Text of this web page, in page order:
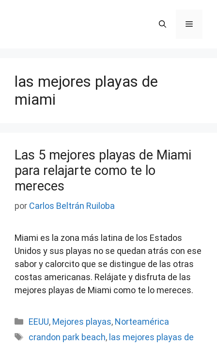
Menú
las mejores playas de
miami
Las 5 mejores playas de Miami
para relajarte como te lo
mereces
por Carlos Beltrán Ruiloba
Miami es la zona más latina de los Estados
Unidos y sus playas no se quedan atrás con ese
sabor y calorcito que se distingue de las otras
costas americanas. Relájate y disfruta de las
mejores playas de Miami como te lo mereces.
Categorías
EEUU, Mejores playas, Norteamérica
Etiquetas
crandon park beach, las mejores playas de